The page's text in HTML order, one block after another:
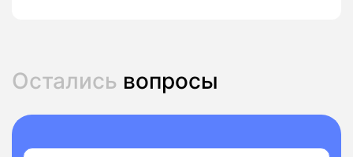
Остались вопросы